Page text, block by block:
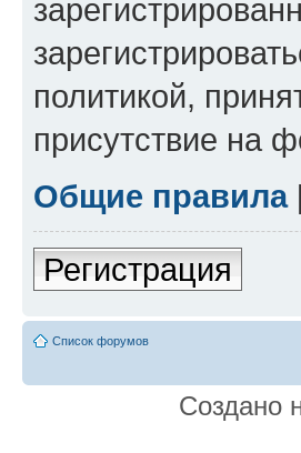
политикой,
присутствие на
Общие правила
Регистрация
Список форумов
Создано